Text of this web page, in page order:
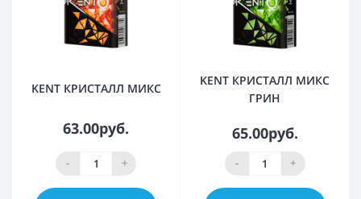
KENT КРИСТАЛЛ МИКС
63.00руб.
- +
KENT КРИСТАЛЛ МИКС
ГРИН
65.00руб.
- +